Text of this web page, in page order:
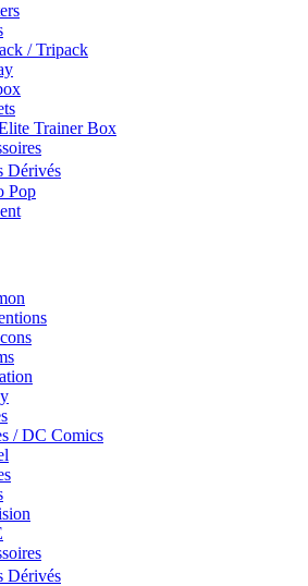
/ Tripack
Trainer Box
Dérivés
Pop
/ DC Comics
Dérivés